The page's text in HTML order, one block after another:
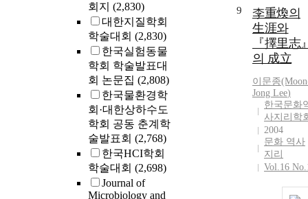
회지 (2,830)
대한지질학회
학술대회 (2,830)
한국실험동물
학회 학술발표대
회 논문집 (2,808)
한국물환경학
회·대한상하수도
학회 공동 춘계학
술발표회 (2,768)
한국HCI학회
학술대회 (2,698)
Journal of
Microbiology and
9
李重煥의
生涯와
『擇里志
의 成立
이문종
Jong Lee)
한국문화
사지리학
2004
문화 역사
지리
Vol.16